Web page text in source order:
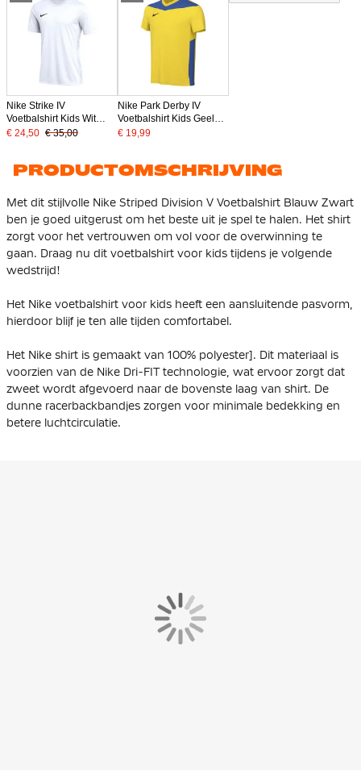
Nike Strike IV
Voetbalshirt Kids Wit
Zwart
€ 24,50 € 35,00
Nike Park Derby IV
Voetbalshirt Kids Geel
Blauw Zwart
€ 19,99
PRODUCTOMSCHRIJVING
Met dit stijlvolle Nike Striped Division V Voetbalshirt Blauw Zwart
ben je goed uitgerust om het beste uit je spel te halen. Het shirt
zorgt voor het vertrouwen om vol voor de overwinning te
gaan. Draag nu dit voetbalshirt voor kids tijdens je volgende
wedstrijd!
Het Nike voetbalshirt voor kids heeft een aansluitende pasvorm,
hierdoor blijf je ten alle tijden comfortabel.
Het Nike shirt is gemaakt van 100% polyester]. Dit materiaal is
voorzien van de Nike Dri-FIT technologie, wat ervoor zorgt dat
zweet wordt afgevoerd naar de bovenste laag van shirt. De
dunne racerbackbandjes zorgen voor minimale bedekking en
betere luchtcirculatie.